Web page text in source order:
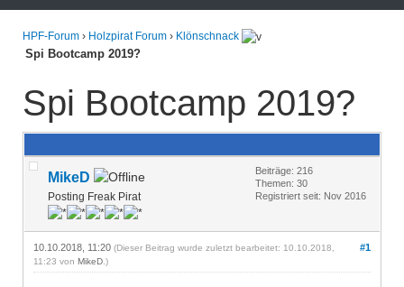
HPF-Forum › Holzpirat Forum › Klönschnack
Spi Bootcamp 2019?
Spi Bootcamp 2019?
MikeD
Posting Freak Pirat
Beiträge: 216
Themen: 30
Registriert seit: Nov 2016
#1
10.10.2018, 11:20 (Dieser Beitrag wurde zuletzt bearbeitet: 10.10.2018,
11:23 von MikeD .)